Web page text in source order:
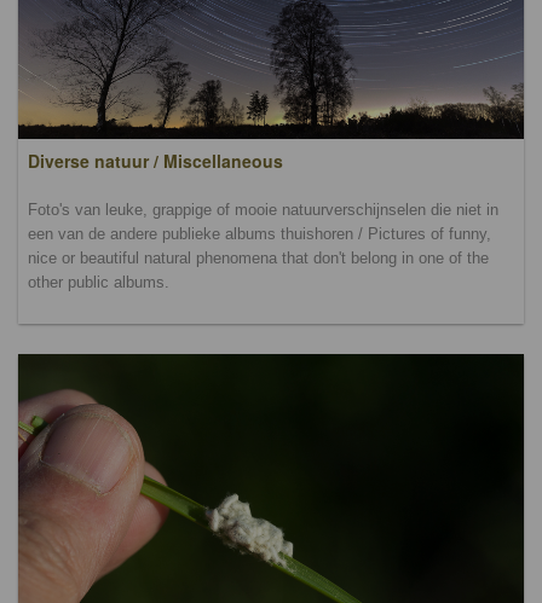
Diverse natuur / Miscellaneous
Foto's van leuke, grappige of mooie natuurverschijnselen die niet in
een van de andere publieke albums thuishoren / Pictures of funny,
nice or beautiful natural phenomena that don't belong in one of the
other public albums.